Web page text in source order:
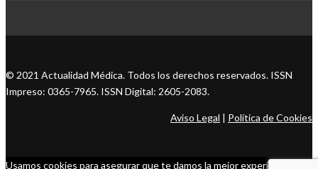
© 2021 Actualidad Médica. Todos los derechos reservados. ISSN
Impreso: 0365-7965. ISSN Digital: 2605-2083.
Aviso Legal | Política de Cookies
Usamos cookies para asegurar que te damos la mejor experiencia en